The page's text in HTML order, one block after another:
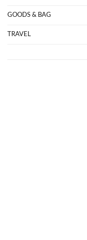
GOODS & BAG
TRAVEL